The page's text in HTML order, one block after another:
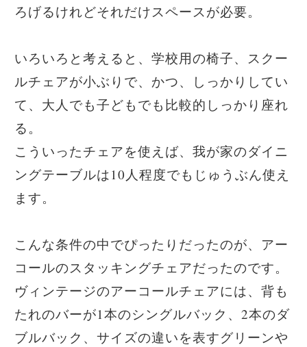
ろげるけれどそれだけスペースが必要。
いろいろと考えると、学校用の椅子、スクー
ルチェアが小ぶりで、かつ、しっかりしてい
て、大人でも子どもでも比較的しっかり座れ
る。
こういったチェアを使えば、我が家のダイニ
ングテーブルは10人程度でもじゅうぶん使え
ます。
こんな条件の中でぴったりだったのが、アー
コールのスタッキングチェアだったのです。
ヴィンテージのアーコールチェアには、背も
たれのバーが1本のシングルバック、2本のダ
ブルバック、サイズの違いを表すグリーンや